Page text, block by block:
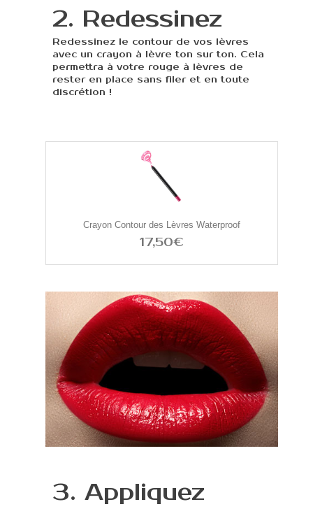
2. Redessinez
Redessinez le contour de vos lèvres
avec un crayon à lèvre ton sur ton. Cela
permettra à votre rouge à lèvres de
rester en place sans filer et en toute
discrétion !
Crayon Contour des Lèvres Waterproof
17,50€
3. Appliquez